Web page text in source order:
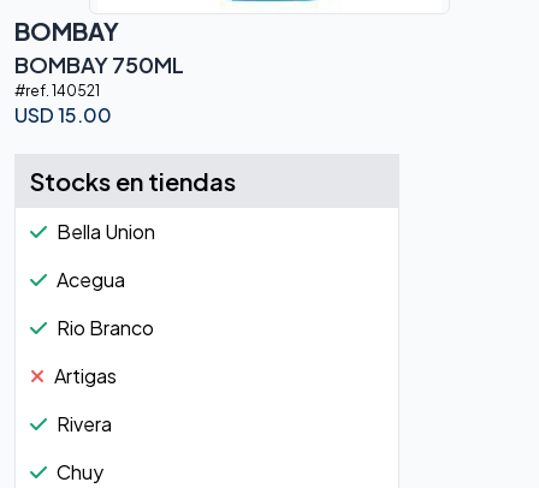
BOMBAY
BOMBAY 750ML
#ref. 140521
USD15.00
Stocks en tiendas
Bella Union
Acegua
Rio Branco
Artigas
Rivera
Chuy